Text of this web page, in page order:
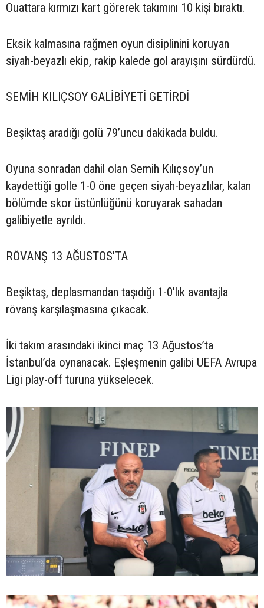
Ouattara kırmızı kart görerek takımını 10 kişi bıraktı.
Eksik kalmasına rağmen oyun disiplinini koruyan
siyah-beyazlı ekip, rakip kalede gol arayışını sürdürdü.
SEMİH KILIÇSOY GALİBİYETİ GETİRDİ
Beşiktaş aradığı golü 79’uncu dakikada buldu.
Oyuna sonradan dahil olan Semih Kılıçsoy’un
kaydettiği golle 1-0 öne geçen siyah-beyazlılar, kalan
bölümde skor üstünlüğünü koruyarak sahadan
galibiyetle ayrıldı.
RÖVANŞ 13 AĞUSTOS’TA
Beşiktaş, deplasmandan taşıdığı 1-0’lık avantajla
rövanş karşılaşmasına çıkacak.
İki takım arasındaki ikinci maç 13 Ağustos’ta
İstanbul’da oynanacak. Eşleşmenin galibi UEFA Avrupa
Ligi play-off turuna yükselecek.